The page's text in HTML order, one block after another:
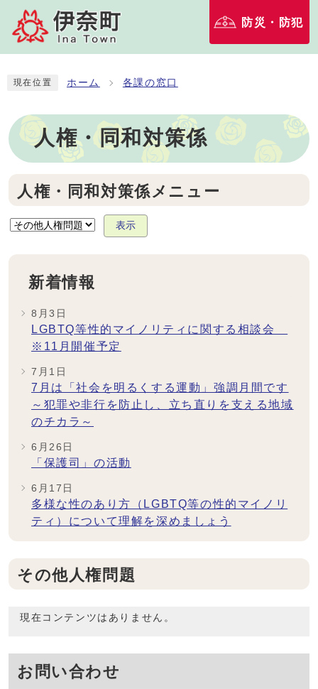
防災・防犯
現在位置 ホーム 各課の窓口
人権・同和対策係
人権・同和対策係メニュー
表示
新着情報
8月3日
LGBTQ等性的マイノリティに関する相談会
※11月開催予定
7月1日
7月は「社会を明るくする運動」強調月間です
～犯罪や非行を防止し、立ち直りを支える地域
のチカラ～
6月26日
「保護司」の活動
6月17日
多様な性のあり方（LGBTQ等の性的マイノリ
ティ）について理解を深めましょう
その他人権問題
現在コンテンツはありません。
お問い合わせ